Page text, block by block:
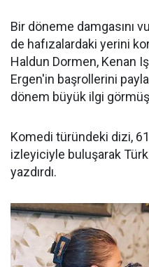
Bir döneme damgasını
de hafızalardaki yerini
Haldun Dormen, Kenan
Ergen'in başrollerini
dönem büyük ilgi
Komedi türündeki dizi,
izleyiciyle buluşarak
yazdırdı.